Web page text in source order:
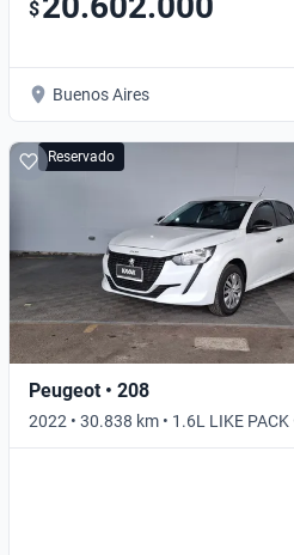
$
Buenos Aires
Reservado
Peugeot • 208
2022 • 30.838 km • 1.6L LIKE PACK